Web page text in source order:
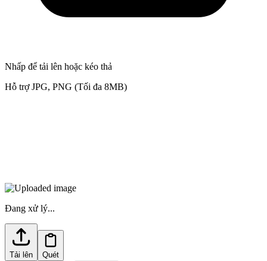
Nhấp để tải lên hoặc kéo thả
Hỗ trợ JPG, PNG (Tối đa 8MB)
Đang xử lý...
Tải lên Quét